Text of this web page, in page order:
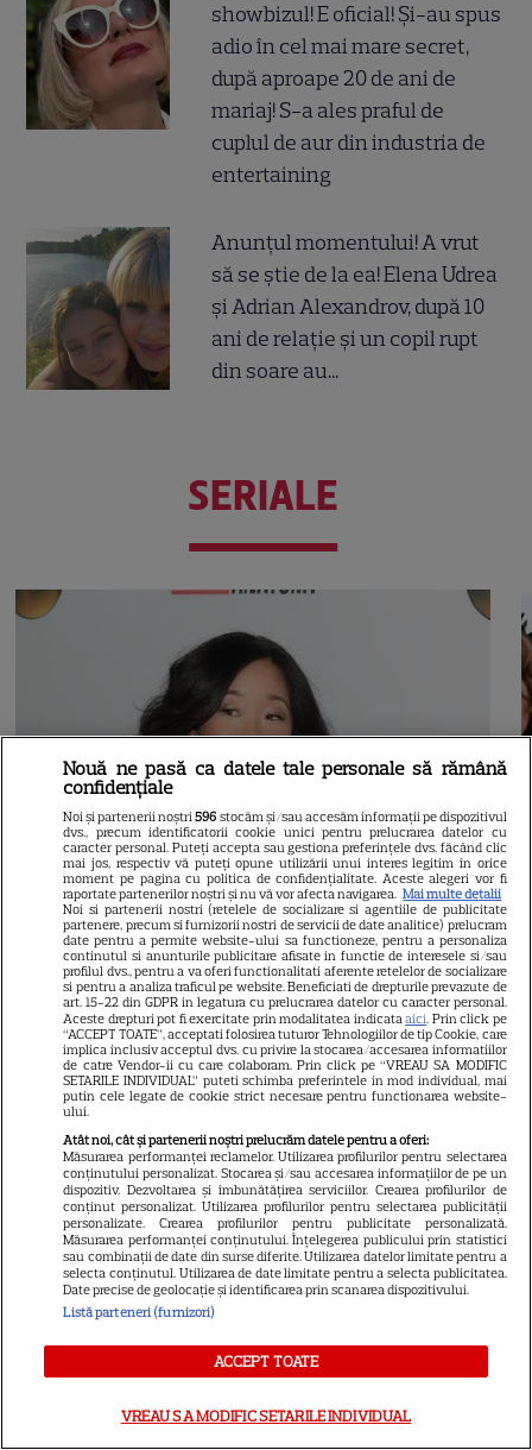
showbizul! E oficial! Și-au spus
adio în cel mai mare secret,
după aproape 20 de ani de
mariaj! S-a ales praful de
cuplul de aur din industria de
entertaining
Anunțul momentului! A vrut
să se știe de la ea! Elena Udrea
și Adrian Alexandrov, după 10
ani de relație și un copil rupt
din soare au...
SERIALE
21
SERIALE AMERICANE
Sandra Oh dezvăluie de ce a
plecat din „Anatomia lui Grey”.
Discuția cu Shonda Rhimes
care a schimbat totul pentru
Cristina Yang
Nouă ne pasă ca datele tale personale să rămână
confidențiale
Noi și partenerii noștri596 stocăm și/sau accesăm informații pe dispozitivul
dvs., precum identificatorii cookie unici pentru prelucrarea datelor cu
caracter personal. Puteți accepta sau gestiona preferințele dvs. făcând clic
mai jos, respectiv vă puteți opune utilizării unui interes legitim în orice
moment pe pagina cu politica de confidențialitate. Aceste alegeri vor fi
raportate partenerilor noștri și nu vă vor afecta navigarea. Mai multe detalii
Noi si partenerii nostri (retelele de socializare si agentiile de publicitate
partenere, precum si furnizorii nostri de servicii de date analitice) prelucram
date pentru a permite website-ului sa functioneze, pentru a personaliza
continutul si anunturile publicitare afisate in functie de interesele si/sau
profilul dvs., pentru a va oferi functionalitati aferente retelelor de socializare
si pentru a analiza traficul pe website. Beneficiati de drepturile prevazute de
art. 15-22 din GDPR in legatura cu prelucrarea datelor cu caracter personal.
Aceste drepturi pot fi exercitate prin modalitatea indicataaici. Prin click pe
“ACCEPT TOATE”, acceptati folosirea tuturor Tehnologiilor de tip Cookie, care
implica inclusiv acceptul dvs. cu privire la stocarea/accesarea informatiilor
de catre Vendor-ii cu care colaboram. Prin click pe “VREAU SA MODIFIC
SETARILE INDIVIDUAL” puteti schimba preferintele in mod individual, mai
putin cele legate de cookie strict necesare pentru functionarea website-
ului.
Atât noi, cât și partenerii noștri prelucrăm datele pentru a oferi:
Măsurarea performanței reclamelor. Utilizarea profilurilor pentru selectarea
conținutului personalizat. Stocarea și/sau accesarea informațiilor de pe un
dispozitiv. Dezvoltarea și îmbunătățirea serviciilor. Crearea profilurilor de
conținut personalizat. Utilizarea profilurilor pentru selectarea publicității
personalizate. Crearea profilurilor pentru publicitate personalizată.
Măsurarea performanței conținutului. Înțelegerea publicului prin statistici
sau combinații de date din surse diferite. Utilizarea datelor limitate pentru a
selecta conținutul. Utilizarea de date limitate pentru a selecta publicitatea.
Date precise de geolocație și identificarea prin scanarea dispozitivului.
Listă parteneri (furnizori)
ACCEPT TOATE
VREAU SA MODIFIC SETARILE INDIVIDUAL